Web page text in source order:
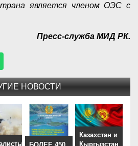
является членом ОЭС с
Пресс-служба МИД РК.
НОВОСТИ
Казахстан и
Кыргызстан